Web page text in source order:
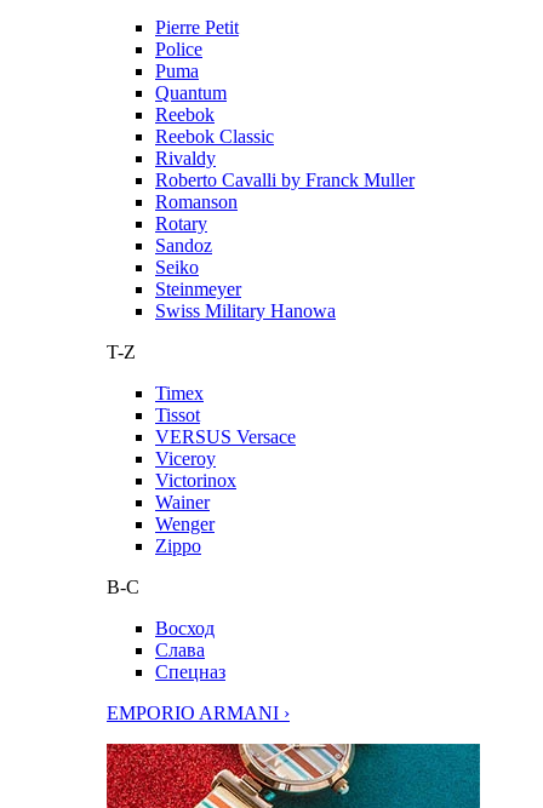
Pierre Petit
Police
Puma
Quantum
Reebok
Reebok Classic
Rivaldy
Roberto Cavalli by Franck Muller
Romanson
Rotary
Sandoz
Seiko
Steinmeyer
Swiss Military Hanowa
T-Z
Timex
Tissot
VERSUS Versace
Viceroy
Victorinox
Wainer
Wenger
Zippo
В-С
Восход
Слава
Спецназ
EMPORIO ARMANI ›